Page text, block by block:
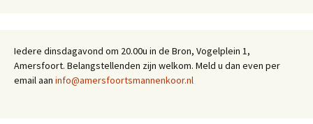
Iedere dinsdagavond om 20.00u in de Bron, Vogelplein 1,
Amersfoort. Belangstellenden zijn welkom. Meld u dan even per
email aan info@amersfoortsmannenkoor.nl